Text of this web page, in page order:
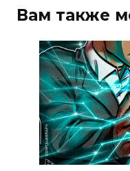
Вам также